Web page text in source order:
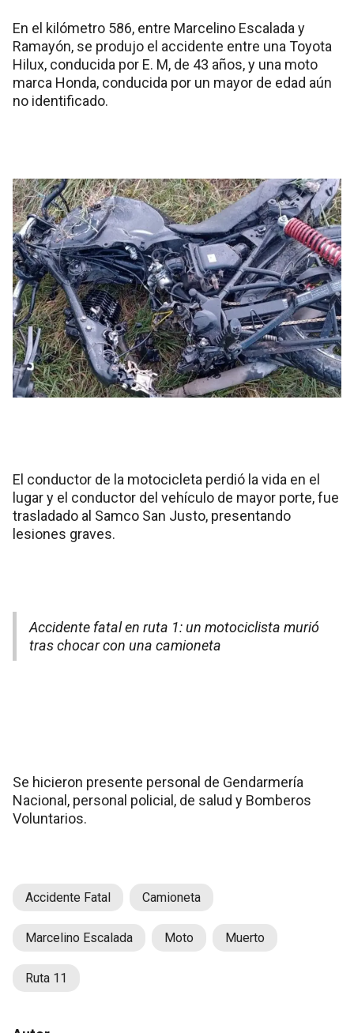
En el kilómetro 586, entre Marcelino Escalada y
Ramayón, se produjo el accidente entre una Toyota
Hilux, conducida por E. M, de 43 años, y una moto
marca Honda, conducida por un mayor de edad aún
no identificado.
El conductor de la motocicleta perdió la vida en el
lugar y el conductor del vehículo de mayor porte, fue
trasladado al Samco San Justo, presentando
lesiones graves.
Accidente fatal en ruta 1: un motociclista murió
tras chocar con una camioneta
Se hicieron presente personal de Gendarmería
Nacional, personal policial, de salud y Bomberos
Voluntarios.
Accidente Fatal Camioneta
Marcelino Escalada Moto Muerto
Ruta 11